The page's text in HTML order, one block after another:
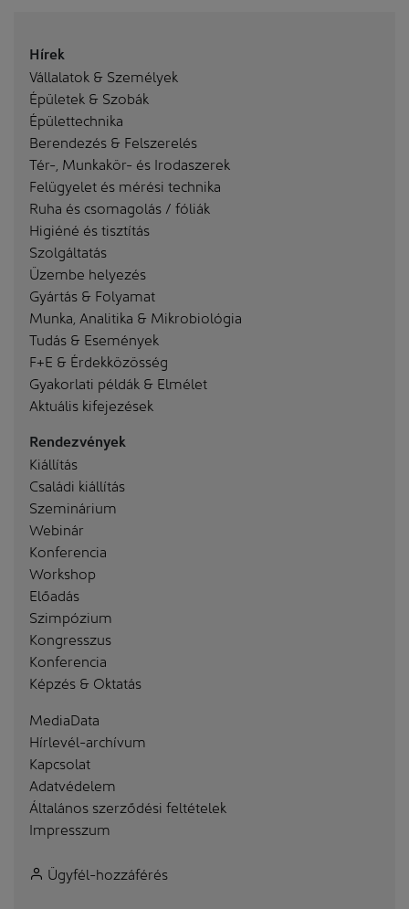
Hírek
Vállalatok & Személyek
Épületek & Szobák
Épülettechnika
Berendezés & Felszerelés
Tér-, Munkakör- és Irodaszerek
Felügyelet és mérési technika
Ruha és csomagolás / fóliák
Higiéné és tisztítás
Szolgáltatás
Üzembe helyezés
Gyártás & Folyamat
Munka, Analitika & Mikrobiológia
Tudás & Események
F+E & Érdekközösség
Gyakorlati példák & Elmélet
Aktuális kifejezések
Rendezvények
Kiállítás
Családi kiállítás
Szeminárium
Webinár
Konferencia
Workshop
Előadás
Szimpózium
Kongresszus
Konferencia
Képzés & Oktatás
MediaData
Hírlevél-archívum
Kapcsolat
Adatvédelem
Általános szerződési feltételek
Impresszum
Ügyfél-hozzáférés